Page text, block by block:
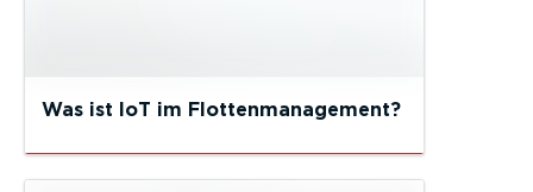
Was ist IoT im Flottenmanagement?